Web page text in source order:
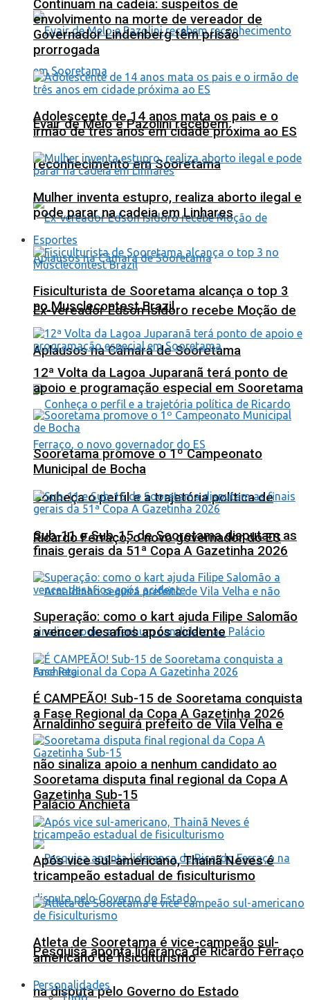
Evair de Melo e Pazolini recebem
reconhecimento em Sooretama
Ex-vereador Edson Isidoro recebe Moção de
Aplausos na Câmara de Sooretama
Conheça o perfil e a trajetória política de
Ricardo Ferraço, o novo governador do ES
Arnaldinho seguirá prefeito de Vila Velha e
não sinaliza apoio a nenhum candidato ao
Palácio Anchieta
Pesquisa aponta liderança de Ricardo Ferraço
na disputa pelo Governo do Estado
Continuam na cadeia: suspeitos de
envolvimento na morte de vereador de
Governador Lindenberg têm prisão
prorrogada
Adolescente de 14 anos mata os pais e o
irmão de três anos em cidade próxima ao ES
Mulher inventa estupro, realiza aborto ilegal e
pode parar na cadeia em Linhares
Esportes
Fisiculturista de Sooretama alcança o top 3
no Musclecontest Brazil
12ª Volta da Lagoa Juparanã terá ponto de
apoio e programação especial em Sooretama
Sooretama promove o 1º Campeonato
Municipal de Bocha
Sub-11 e Sub-15 de Sooretama disputam as
finais gerais da 51ª Copa A Gazetinha 2026
Superação: como o kart ajuda Filipe Salomão
a vencer desafios após acidente
É CAMPEÃO! Sub-15 de Sooretama conquista
a Fase Regional da Copa A Gazetinha 2026
Sooretama disputa final regional da Copa A
Gazetinha Sub-15
Após vice sul-americano, Thainã Neves é
tricampeão estadual de fisiculturismo
Atleta de Sooretama é vice-campeão sul-
americano de fisiculturismo
Personalidades
Tudo